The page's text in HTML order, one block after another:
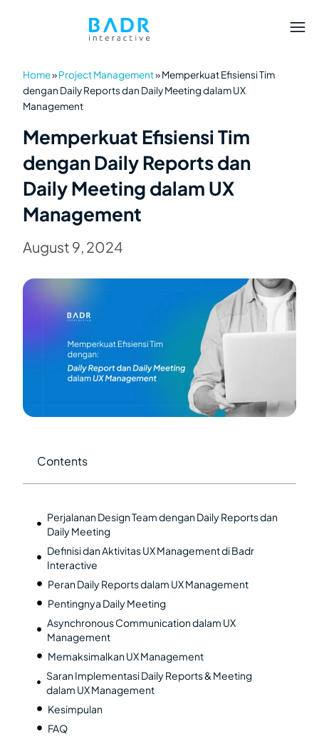
Home»Project Management»Memperkuat Efisiensi Tim
dengan Daily Reports dan Daily Meeting dalam UX
Management
Memperkuat Efisiensi Tim
dengan Daily Reports dan
Daily Meeting dalam UX
Management
August 9, 2024
Contents
Perjalanan Design Team dengan Daily Reports dan
Daily Meeting
Definisi dan Aktivitas UX Management di Badr
Interactive
Peran Daily Reports dalam UX Management
Pentingnya Daily Meeting
Asynchronous Communication dalam UX
Management
Memaksimalkan UX Management
Saran Implementasi Daily Reports & Meeting
dalam UX Management
Kesimpulan
FAQ